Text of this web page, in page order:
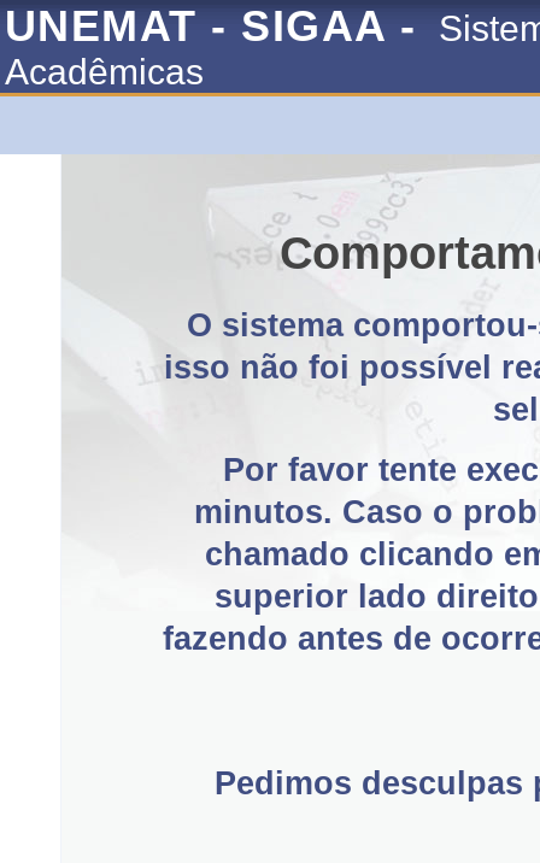
UNEMAT - SIGAA -
Acadêmicas
O sistema
isso não foi possível
Por favor tente
minutos. Caso o
chamado clicando
superior lado
fazendo antes de
Pedimos